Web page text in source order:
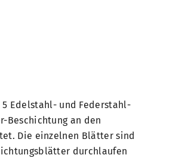
5 Edelstahl- und Federstahl-
Beschichtung an den
Die einzelnen Blätter sind
durchlaufen